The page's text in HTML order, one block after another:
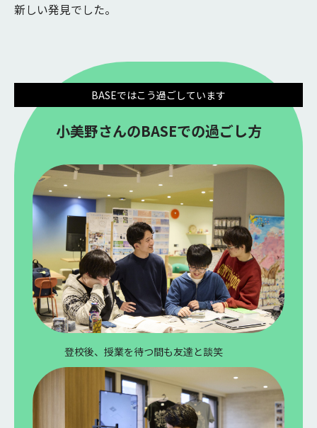
新しい発見でした。
BASEではこう過ごしています
小美野さんのBASEでの過ごし方
登校後、授業を待つ間も友達と談笑